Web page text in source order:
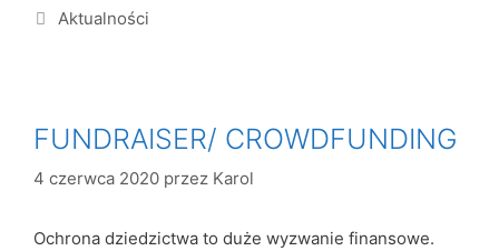
Aktualności
FUNDRAISER/ CROWDFUNDING
4 czerwca 2020 przez Karol
Ochrona dziedzictwa to duże wyzwanie finansowe.